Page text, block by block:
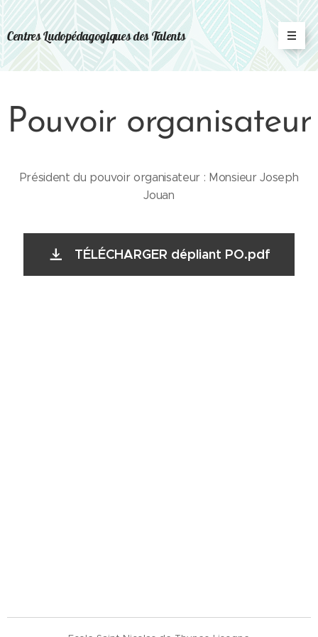
Centres Ludopédagogiques des Talents
Pouvoir organisateur
Président du pouvoir organisateur : Monsieur Joseph
Jouan
TÉLÉCHARGER dépliant PO.pdf